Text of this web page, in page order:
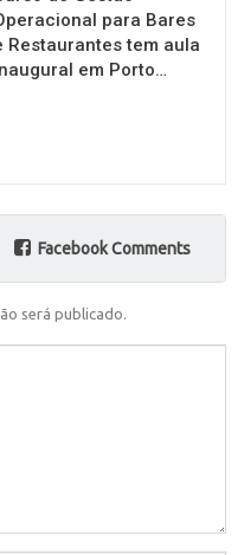
para Bares
Restaurantes tem aula
em Porto…
Facebook Comments
será publicado.